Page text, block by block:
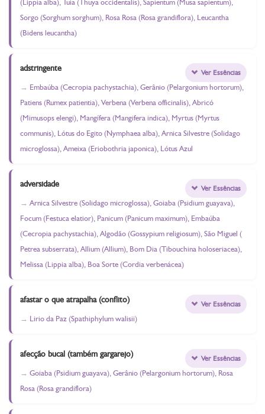
(Lippia alba), Tuia (Thuya occidentalis), Sapientum (Musa sapientum),
Sorgo (Sorghum sorghum), Rosa Rosa (Rosa grandiflora), Leucantha
(Bidens leucantha)
adstringente
Embaúba (Cecropia pachystachia), Gerânio (Pelargonium hortorum),
Patiens (Rumex patientia), Verbena (Verbena officinalis), Abricó
(Mimusops elengi), Mangífera (Mangifera indica), Myrtus (Myrtus
communis), Lótus do Egito (Nymphaea alba), Arnica Silvestre (Solidago
microglossa), Ameixa (Eriobothria japonica), Lótus Azul
Ver Essências
adversidade
Arnica Silvestre (Solidago microglossa), Goiaba (Psidium guayava),
Focum (Festuca elatior), Panicum (Panicum maximum), Embaúba
(Cecropia pachystachia), Algodão (Gossypium religiosum), São Miguel (
Petrea subserrata), Allium (Allium), Bom Dia (Tibouchina holoseriacea),
Melissa (Lippia alba), Boa Sorte (Cordia verbenácea)
Ver Essências
afastar o que atrapalha (conflito)
Lirio da Paz (Spathiphylum walisii)
Ver Essências
afecção bucal (também gargarejo)
Goiaba (Psidium guayava), Gerânio (Pelargonium hortorum), Rosa
Rosa (Rosa grandiflora)
Ver Essências